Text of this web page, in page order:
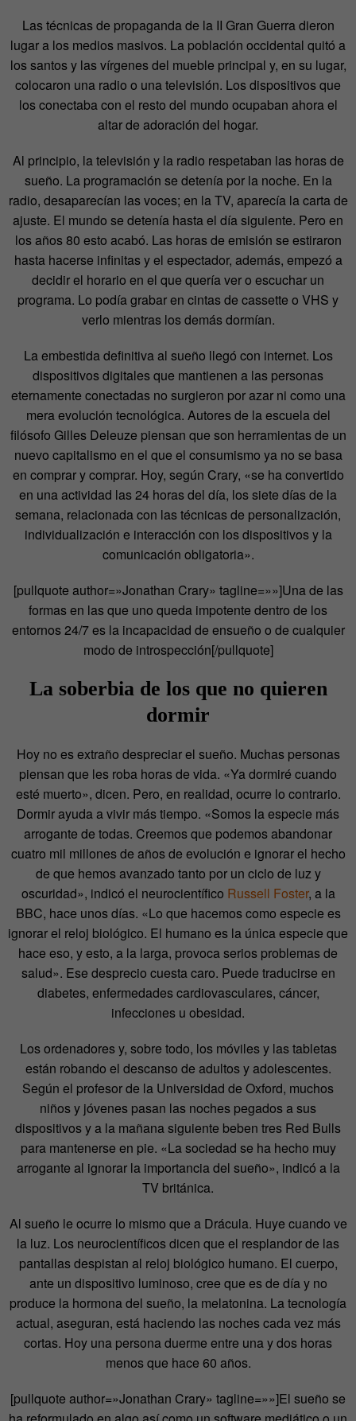
Las técnicas de propaganda de la II Gran Guerra dieron
lugar a los medios masivos. La población occidental quitó a
los santos y las vírgenes del mueble principal y, en su lugar,
colocaron una radio o una televisión. Los dispositivos que
los conectaba con el resto del mundo ocupaban ahora el
altar de adoración del hogar.
Al principio, la televisión y la radio respetaban las horas de
sueño. La programación se detenía por la noche. En la
radio, desaparecían las voces; en la TV, aparecía la carta de
ajuste. El mundo se detenía hasta el día siguiente. Pero en
los años 80 esto acabó. Las horas de emisión se estiraron
hasta hacerse infinitas y el espectador, además, empezó a
decidir el horario en el que quería ver o escuchar un
programa. Lo podía grabar en cintas de cassette o VHS y
verlo mientras los demás dormían.
La embestida definitiva al sueño llegó con internet. Los
dispositivos digitales que mantienen a las personas
eternamente conectadas no surgieron por azar ni como una
mera evolución tecnológica. Autores de la escuela del
filósofo Gilles Deleuze piensan que son herramientas de un
nuevo capitalismo en el que el consumismo ya no se basa
en comprar y comprar. Hoy, según Crary, «se ha convertido
en una actividad las 24 horas del día, los siete días de la
semana, relacionada con las técnicas de personalización,
individualización e interacción con los dispositivos y la
comunicación obligatoria».
[pullquote author=»Jonathan Crary» tagline=»»]Una de las
formas en las que uno queda impotente dentro de los
entornos 24/7 es la incapacidad de ensueño o de cualquier
modo de introspección[/pullquote]
La soberbia de los que no quieren
dormir
Hoy no es extraño despreciar el sueño. Muchas personas
piensan que les roba horas de vida. «Ya dormiré cuando
esté muerto», dicen. Pero, en realidad, ocurre lo contrario.
Dormir ayuda a vivir más tiempo. «Somos la especie más
arrogante de todas. Creemos que podemos abandonar
cuatro mil millones de años de evolución e ignorar el hecho
de que hemos avanzado tanto por un ciclo de luz y
oscuridad», indicó el neurocientífico Russell Foster, a la
BBC, hace unos días. «Lo que hacemos como especie es
ignorar el reloj biológico. El humano es la única especie que
hace eso, y esto, a la larga, provoca serios problemas de
salud». Ese desprecio cuesta caro. Puede traducirse en
diabetes, enfermedades cardiovasculares, cáncer,
infecciones u obesidad.
Los ordenadores y, sobre todo, los móviles y las tabletas
están robando el descanso de adultos y adolescentes.
Según el profesor de la Universidad de Oxford, muchos
niños y jóvenes pasan las noches pegados a sus
dispositivos y a la mañana siguiente beben tres Red Bulls
para mantenerse en pie. «La sociedad se ha hecho muy
arrogante al ignorar la importancia del sueño», indicó a la
TV británica.
Al sueño le ocurre lo mismo que a Drácula. Huye cuando ve
la luz. Los neurocientíficos dicen que el resplandor de las
pantallas despistan al reloj biológico humano. El cuerpo,
ante un dispositivo luminoso, cree que es de día y no
produce la hormona del sueño, la melatonina. La tecnología
actual, aseguran, está haciendo las noches cada vez más
cortas. Hoy una persona duerme entre una y dos horas
menos que hace 60 años.
[pullquote author=»Jonathan Crary» tagline=»»]El sueño se